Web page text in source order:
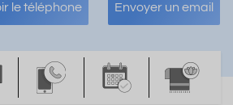
le téléphone Envoyer un email